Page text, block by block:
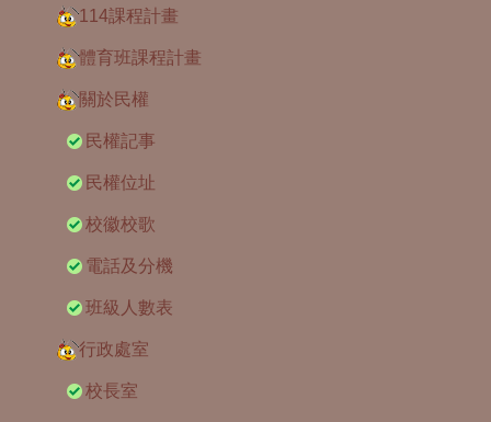
114課程計畫
體育班課程計畫
關於民權
民權記事
民權位址
校徽校歌
電話及分機
班級人數表
行政處室
校長室